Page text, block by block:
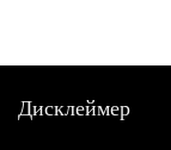
Дисклеймер